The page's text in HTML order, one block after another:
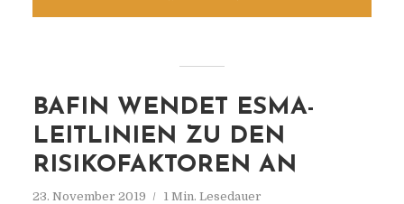
BAFIN WENDET ESMA-
LEITLINIEN ZU DEN
RISIKOFAKTOREN AN
23. November 2019 1 Min. Lesedauer